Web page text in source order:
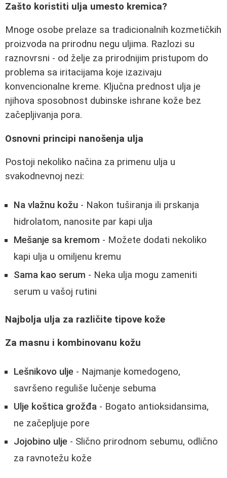
Zašto koristiti ulja umesto kremica?
Mnoge osobe prelaze sa tradicionalnih kozmetičkih
proizvoda na prirodnu negu uljima. Razlozi su
raznovrsni - od želje za prirodnijim pristupom do
problema sa iritacijama koje izazivaju
konvencionalne kreme. Ključna prednost ulja je
njihova sposobnost dubinske ishrane kože bez
začepljivanja pora.
Osnovni principi nanošenja ulja
Postoji nekoliko načina za primenu ulja u
svakodnevnoj nezi:
Na vlažnu kožu - Nakon tuširanja ili prskanja
hidrolatom, nanosite par kapi ulja
Mešanje sa kremom - Možete dodati nekoliko
kapi ulja u omiljenu kremu
Sama kao serum - Neka ulja mogu zameniti
serum u vašoj rutini
Najbolja ulja za različite tipove kože
Za masnu i kombinovanu kožu
Lešnikovo ulje - Najmanje komedogeno,
savršeno reguliše lučenje sebuma
Ulje koštica grožđa - Bogato antioksidansima,
ne začepljuje pore
Jojobino ulje - Slično prirodnom sebumu, odlično
za ravnotežu kože